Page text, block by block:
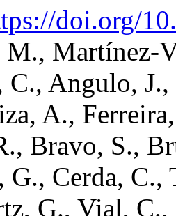
doi.org/
M., Martínez-
C., Angulo,
A.,
Bravo, S.,
G., Cerda,
G., Vial,